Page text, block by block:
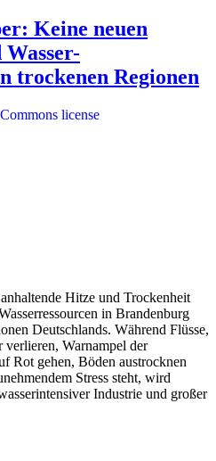
Keine neuen
trockenen Regionen
Hitze und Trockenheit
in Brandenburg
Deutschlands. Während Flüsse,
verlieren, Warnampel der
Rot gehen, Böden austrocknen
Stress steht, wird
Industrie und großer